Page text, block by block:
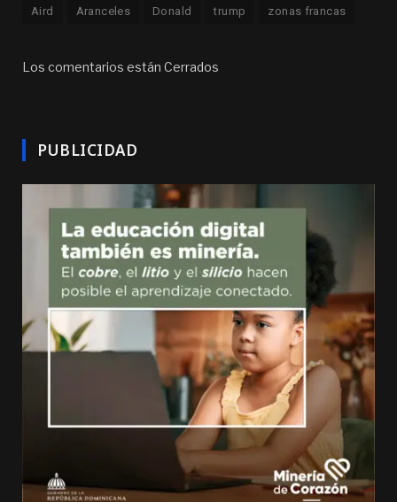
Aird Aranceles Donald trump zonas francas
Los comentarios están Cerrados
PUBLICIDAD